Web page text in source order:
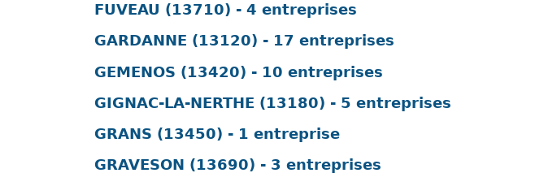
FUVEAU (13710) - 4 entreprises
GARDANNE (13120) - 17 entreprises
GEMENOS (13420) - 10 entreprises
GIGNAC-LA-NERTHE (13180) - 5 entreprises
GRANS (13450) - 1 entreprise
GRAVESON (13690) - 3 entreprises